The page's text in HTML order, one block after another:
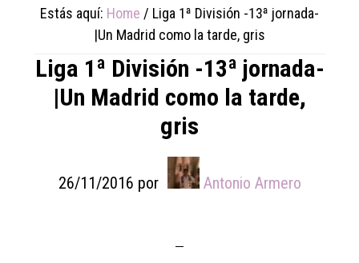
Estás aquí: Home / Liga 1ª División -13ª jornada-
|Un Madrid como la tarde, gris
Liga 1ª División -13ª jornada-
|Un Madrid como la tarde,
gris
26/11/2016 por Antonio Armero